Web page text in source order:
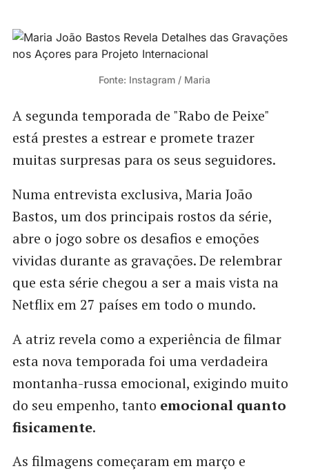
Fonte: Instagram / Maria
A segunda temporada de "Rabo de Peixe"
está prestes a estrear e promete trazer
muitas surpresas para os seus seguidores.
Numa entrevista exclusiva, Maria João
Bastos, um dos principais rostos da série,
abre o jogo sobre os desafios e emoções
vividas durante as gravações. De relembrar
que esta série chegou a ser a mais vista na
Netflix em 27 países em todo o mundo.
A atriz revela como a experiência de filmar
esta nova temporada foi uma verdadeira
montanha-russa emocional, exigindo muito
do seu empenho, tanto emocional quanto
fisicamente.
As filmagens começaram em março e